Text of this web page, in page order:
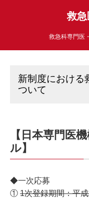
救
救急科専門医
新制度における
ついて
【日本専門医
ル】
◆一次応募
① 1次登録期間：平